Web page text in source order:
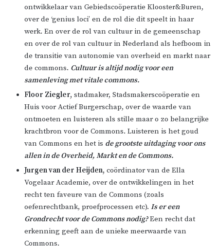
ontwikkelaar van Gebiedscoöperatie Klooster&Buren,
over de ‘genius loci’ en de rol die dit speelt in haar
werk. En over de rol van cultuur in de gemeenschap
en over de rol van cultuur in Nederland als hefboom in
de transitie van autonomie van overheid en markt naar
de commons. Cultuur is altijd nodig voor een
samenleving met vitale commons.
Floor Ziegler, stadmaker, Stadsmakerscoöperatie en
Huis voor Actief Burgerschap, over de waarde van
ontmoeten en luisteren als stille maar o zo belangrijke
krachtbron voor de Commons. Luisteren is het goud
van Commons en het is de grootste uitdaging voor ons
allen in de Overheid, Markt en de Commons.
Jurgen van der Heijden, coördinator van de Ella
Vogelaar Academie, over de ontwikkelingen in het
recht ten faveure van de Commons (zoals
oefenrechtbank, proefprocessen etc). Is er een
Grondrecht voor de Commons nodig?Een recht dat
erkenning geeft aan de unieke meerwaarde van
Commons.